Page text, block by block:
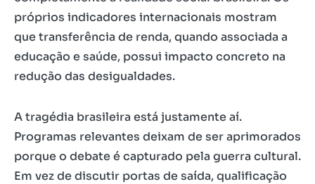
próprios indicadores internacionais mostram
que transferência de renda, quando associada a
educação e saúde, possui impacto concreto na
redução das desigualdades.
A tragédia brasileira está justamente aí.
Programas relevantes deixam de ser aprimorados
porque o debate é capturado pela guerra cultural.
Em vez de discutir portas de saída, qualificação